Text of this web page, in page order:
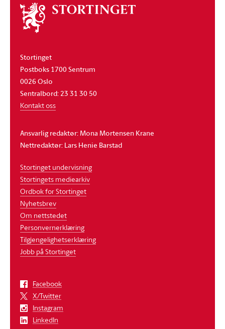
Om
stortinget
Stortinget
Postboks 1700 Sentrum
0026 Oslo
Sentralbord: 23 31 30 50
Kontakt oss
Ansvarlig redaktør: Mona Mortensen Krane
Nettredaktør: Lars Henie Barstad
Stortinget undervisning
Stortingets mediearkiv
Ordbok for Stortinget
Nyhetsbrev
Om nettstedet
Personvernerklæring
Tilgjengelighetserklæring
Jobb på Stortinget
Facebook
X/Twitter
Instagram
LinkedIn